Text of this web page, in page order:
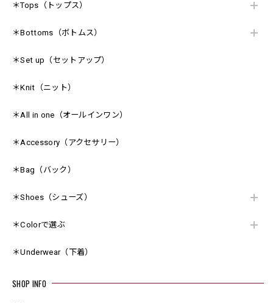
＊Tops（トップス）
＊Bottoms（ボトムス）
＊Set up（セットアップ）
＊Knit（ニット）
＊All in one（オールインワン）
＊Accessory（アクセサリー）
＊Bag（バック）
＊Shoes（シューズ）
＊Colorで選ぶ
＊Underwear（下着）
SHOP INFO